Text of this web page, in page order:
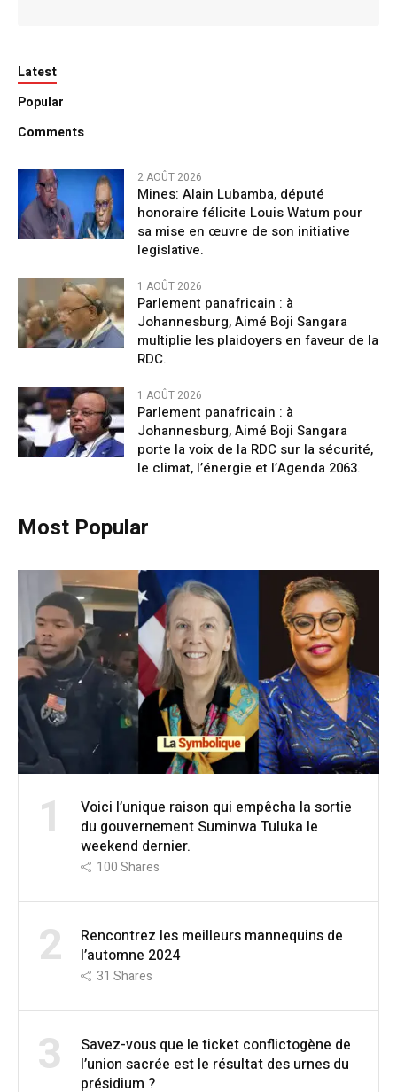
Latest
Popular
Comments
2 AOÛT 2026
Mines: Alain Lubamba, député
honoraire félicite Louis Watum pour
sa mise en œuvre de son initiative
legislative.
1 AOÛT 2026
Parlement panafricain : à
Johannesburg, Aimé Boji Sangara
multiplie les plaidoyers en faveur de la
RDC.
1 AOÛT 2026
Parlement panafricain : à
Johannesburg, Aimé Boji Sangara
porte la voix de la RDC sur la sécurité,
le climat, l’énergie et l’Agenda 2063.
Most Popular
1
Voici l’unique raison qui empêcha la sortie
du gouvernement Suminwa Tuluka le
weekend dernier.
100Shares
2
Rencontrez les meilleurs mannequins de
l’automne 2024
31 Shares
3
Savez-vous que le ticket conflictogène de
l’union sacrée est le résultat des urnes du
présidium ?